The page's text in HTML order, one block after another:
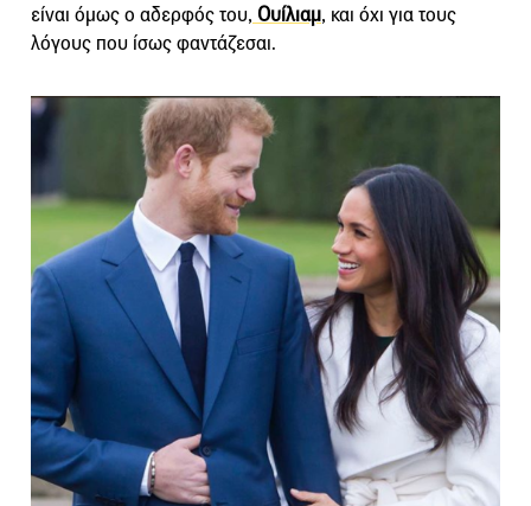
είναι όμως ο αδερφός του, Ουίλιαμ, και όχι για τους
λόγους που ίσως φαντάζεσαι.